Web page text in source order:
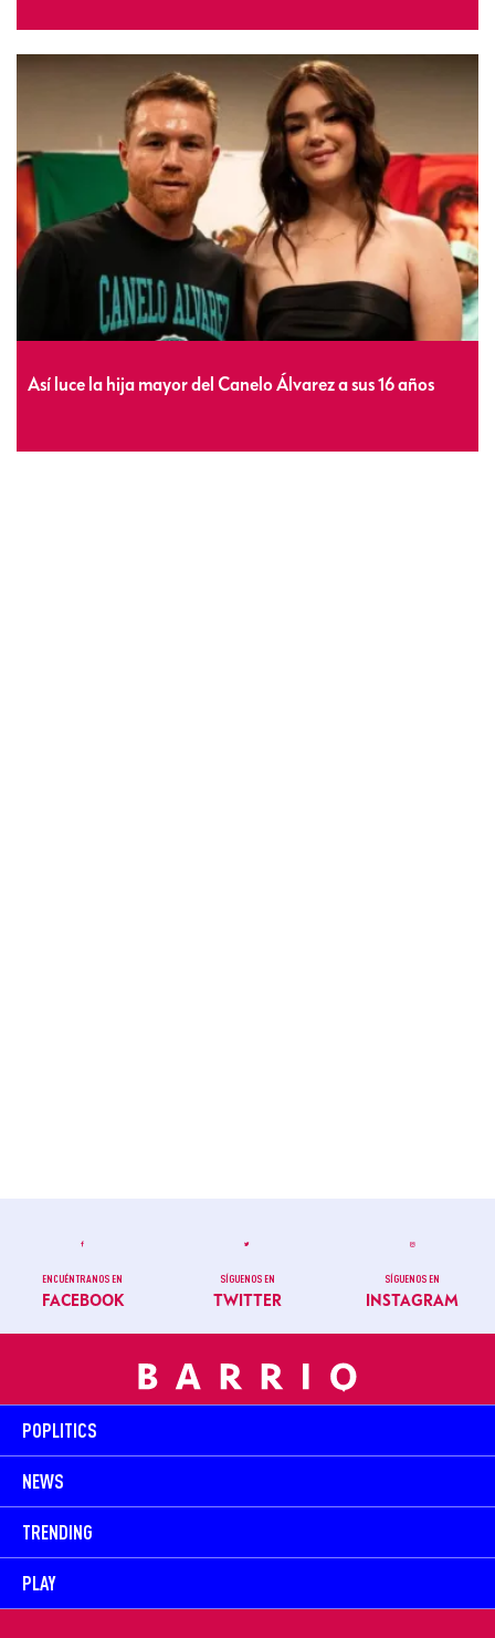
Así luce la hija mayor del Canelo Álvarez a sus 16 años
ENCUÉNTRANOS EN
FACEBOOK
SÍGUENOS EN
TWITTER
SÍGUENOS EN
INSTAGRAM
POPLITICS
NEWS
TRENDING
PLAY